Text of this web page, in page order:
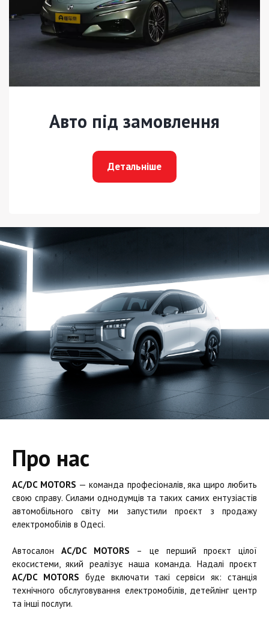
Авто під замовлення
Детальніше
Про нас
AC/DC MOTORS — команда професіоналів, яка щиро любить
свою справу. Силами однодумців та таких самих ентузіастів
автомобільного світу ми запустили проєкт з продажу
електромобілів в Одесі.
АвтосалонAC/DC MOTORS – це перший проєкт цілої
екосистеми, який реалізує наша команда. Надалі проєкт
AC/DC MOTORS буде включати такі сервіси як: станція
технічного обслуговування електромобілів, детейлінг центр
та інші послуги.